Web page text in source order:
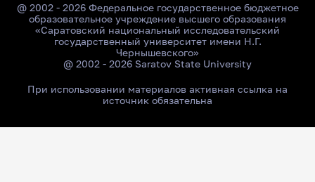
@ 2002 - 2026 Федеральное государственное бюджетное
образовательное учреждение высшего образования
«Саратовский национальный исследовательский
государственный университет имени Н.Г.
Чернышевского»
@ 2002 - 2026 Saratov State University
При использовании материалов активная ссылка на
источник обязательна